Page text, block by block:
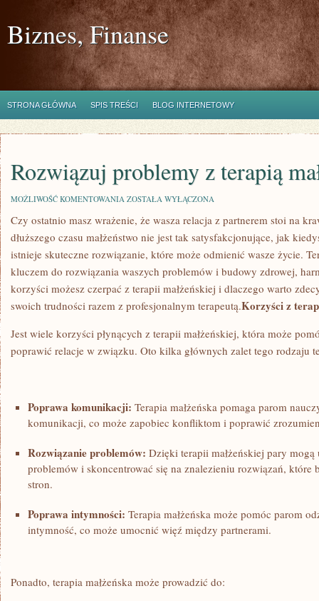
Biznes, Finanse
STRONA GŁÓWNA SPIS TREŚCI BLOG INTERNETOWY
Rozwiązuj problemy z terapią
MOŻLIWOŚĆ KOMENTOWANIA ROZWIĄZUJ
Z
MAŁŻEŃSKĄ
ZOSTAŁA WYŁĄCZONA
Czy ostatnio masz wrażenie, że wasza relacja z partnerem stoi na
dłuższego czasu małżeństwo nie jest tak satysfakcjonujące, jak
istnieje skuteczne rozwiązanie, które może odmienić wasze życie.
kluczem do rozwiązania waszych ⁤problemów ⁣i budowy zdrowej,
korzyści możesz czerpać z terapii małżeńskiej i dlaczego warto
swoich trudności razem ⁣z profesjonalnym terapeutą.Korzyści z
Jest wiele korzyści płynących z terapii małżeńskiej, która może
poprawić relacje w związku.⁢ Oto kilka ​głównych zalet ‍tego rodzaju
Poprawa komunikacji: Terapia małżeńska pomaga parom
komunikacji,⁣ co może zapobiec konfliktom i poprawić
Rozwiązanie problemów: Dzięki terapii małżeńskiej pary
problemów‌ i skoncentrować się na znalezieniu rozwiązań, które
stron.
Poprawa intymności: Terapia małżeńska może pomóc‌ parom
intymność, co może umocnić więź między partnerami.
Ponadto, terapia małżeńska może ‍prowadzić ⁤do: